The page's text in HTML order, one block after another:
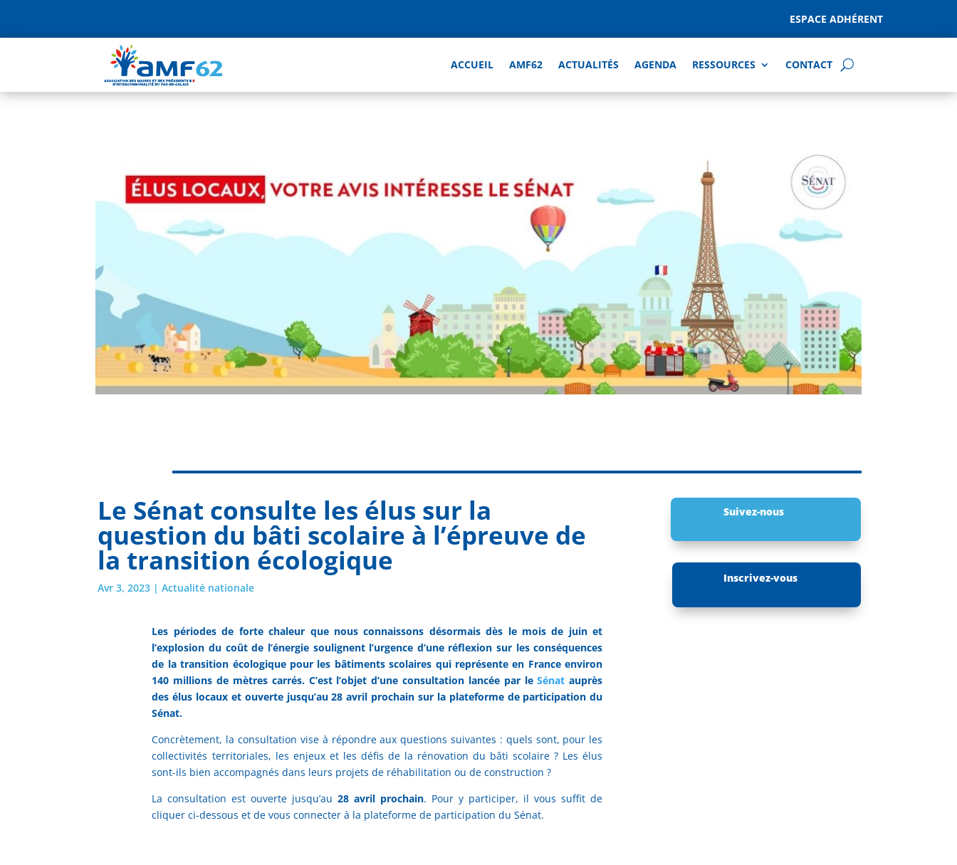
ESPACE ADHÉRENT
ACCUEIL AMF62 ACTUALITÉS AGENDA RESSOURCES CONTACT
Le Sénat consulte les élus sur la
question du bâti scolaire à l’épreuve de
la transition écologique
Avr 3, 2023 |Actualité nationale
Les périodes de forte chaleur que nous connaissons désormais dès le mois de juin et
l’explosion du coût de l’énergie soulignent l’urgence d’une réflexion sur les conséquences
de la transition écologique pour les bâtiments scolaires qui représente en France environ
140 millions de mètres carrés. C’est l’objet d’une consultation lancée par leSénat auprès
des élus locaux et ouverte jusqu’au 28 avril prochain sur la plateforme de participation du
Sénat.
Concrètement, la consultation vise à répondre aux questions suivantes : quels sont, pour les
collectivités territoriales, les enjeux et les défis de la rénovation du bâti scolaire ? Les élus
sont-ils bien accompagnés dans leurs projets de réhabilitation ou de construction ?
La consultation est ouverte jusqu’au28 avril prochain. Pour y participer, il vous suffit de
cliquer ci-dessous et de vous connecter à la plateforme de participation du Sénat.
Suivez-nous
Inscrivez-vous